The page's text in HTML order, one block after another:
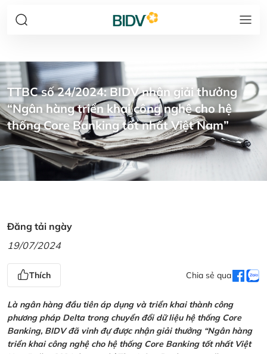
TTBC số 24/2024: BIDV nhận giải thưởng
“Ngân hàng triển khai công nghệ cho hệ
thống Core Banking tốt nhất Việt Nam”
Đăng tải ngày
19/07/2024
Thích Chia sẻ qua
Là ngân hàng đầu tiên áp dụng và triển khai thành công
phương pháp Delta trong chuyển đổi dữ liệu hệ thống Core
Banking, BIDV đã vinh đự được nhận giải thưởng “Ngân hàng
triển khai công nghệ cho hệ thống Core Banking tốt nhất Việt